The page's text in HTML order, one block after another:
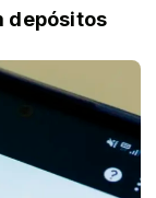
depósitos